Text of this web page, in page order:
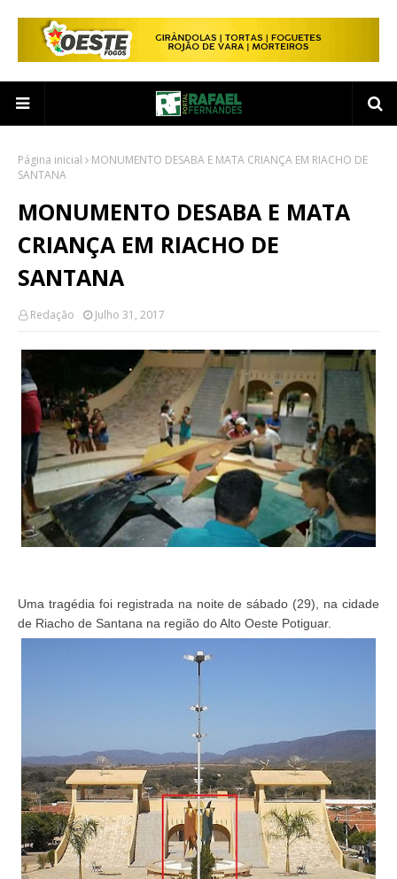
Página inicial
MONUMENTO DESABA E MATA CRIANÇA EM RIACHO DE
SANTANA
MONUMENTO DESABA E MATA
CRIANÇA EM RIACHO DE
SANTANA
Redação Julho 31, 2017
Uma tragédia foi registrada na noite de sábado (29), na cidade
de Riacho de Santana na região do Alto Oeste Potiguar.